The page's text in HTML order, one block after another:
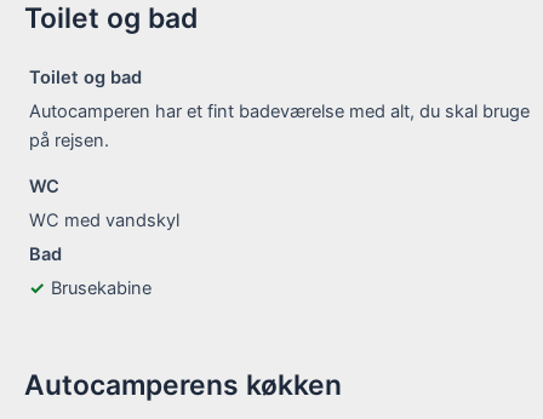
Toilet og bad
Toilet og bad
Autocamperen har et fint badeværelse med alt, du skal bruge
på rejsen.
WC
WC med vandskyl
Bad
Brusekabine
Autocamperens køkken